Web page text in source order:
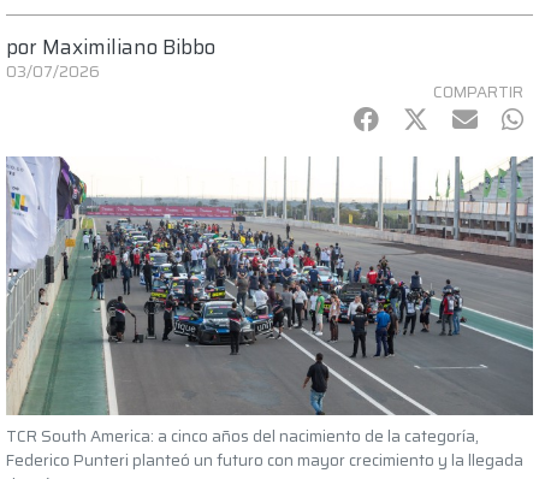
por Maximiliano Bibbo
03/07/2026
COMPARTIR
Facebook
Twitter
mail
TCR South America: a cinco años del nacimiento de la categoría,
Federico Punteri planteó un futuro con mayor crecimiento y la llegada